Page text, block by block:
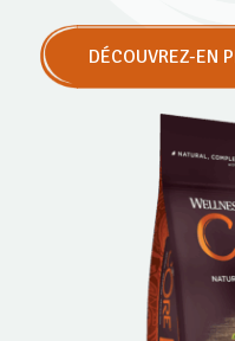
DÉCOUVREZ-EN